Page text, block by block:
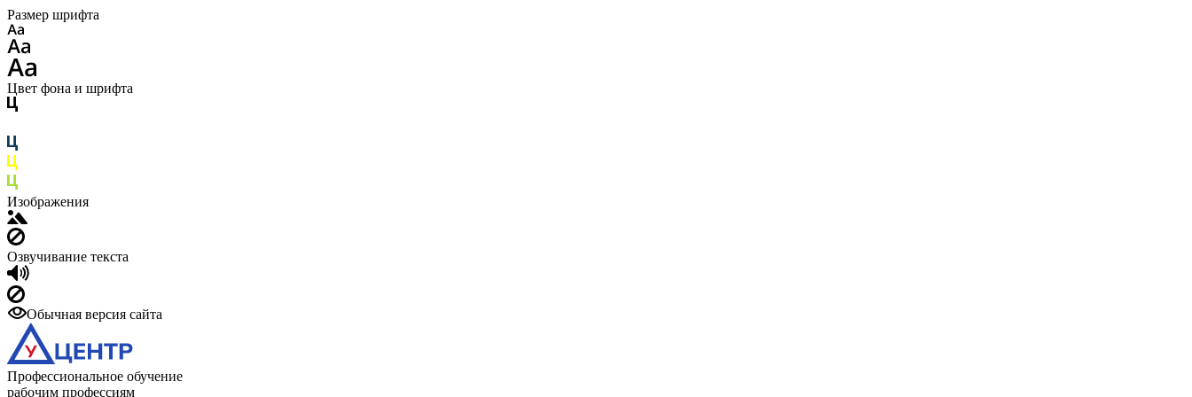
Размер шрифта
Цвет фона и шрифта
Изображения
Озвучивание текста
Обычная версия сайта
Профессиональное обучение
рабочим профессиям